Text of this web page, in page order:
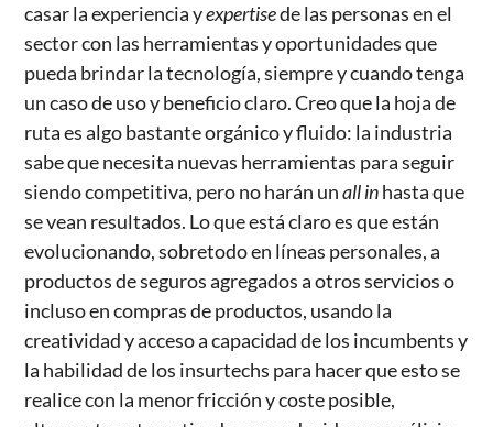
casar la experiencia yexpertisede las personas en el
sector con las herramientas y oportunidades que
pueda brindar la tecnología, siempre y cuando tenga
un caso de uso y beneficio claro. Creo que la hoja de
ruta es algo bastante orgánico y fluido: la industria
sabe que necesita nuevas herramientas para seguir
siendo competitiva, pero no harán unall inhasta que
se vean resultados. Lo que está claro es que están
evolucionando, sobretodo en líneas personales, a
productos de seguros agregados a otros servicios o
incluso en compras de productos, usando la
creatividad y acceso a capacidad de los incumbents y
la habilidad de los insurtechs para hacer que esto se
realice con la menor fricción y coste posible,